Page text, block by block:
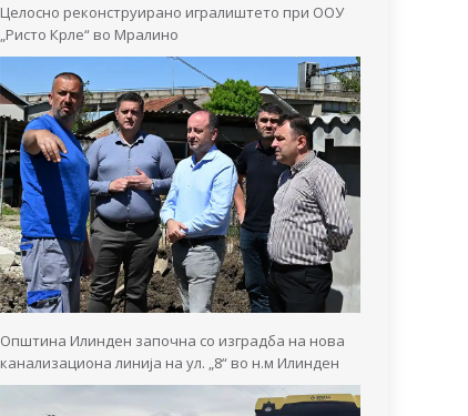
Целосно реконструирано игралиштето при ООУ
„Ристо Крле“ во Мралино
Општина Илинден започна со изградба на нова
канализациона линија на ул. „8“ во н.м Илинден